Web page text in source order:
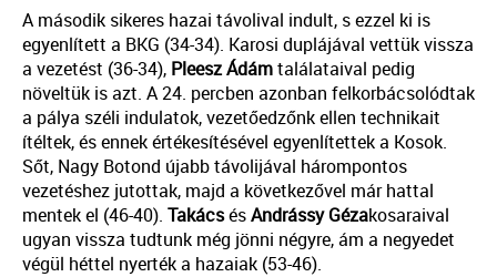
A második sikeres hazai távolival indult, s ezzel ki is
egyenlített a BKG (34-34). Karosi duplájával vettük vissza
a vezetést (36-34), Pleesz Ádámtalálataival pedig
növeltük is azt. A 24. percben azonban felkorbácsolódtak
a pálya széli indulatok, vezetőedzőnk ellen technikait
ítéltek, és ennek értékesítésével egyenlítettek a Kosok.
Sőt, Nagy Botond újabb távolijával hárompontos
vezetéshez jutottak, majd a következővel már hattal
mentek el (46-40). TakácsésAndrássy Gézakosaraival
ugyan vissza tudtunk még jönni négyre, ám a negyedet
végül héttel nyerték a hazaiak (53-46).